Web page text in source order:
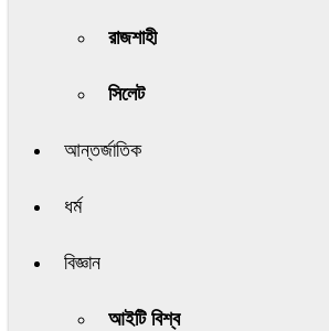
রাজশাহী
সিলেট
আন্তর্জাতিক
ধর্ম
বিজ্ঞান
আইটি বিশ্ব